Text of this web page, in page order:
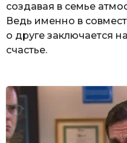
создавая в семье
Ведь именно в
о друге заключается
счастье.